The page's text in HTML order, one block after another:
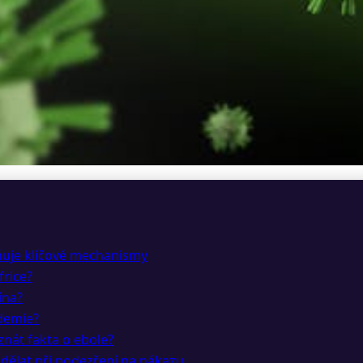
s 25% úmrtností,
klíčové mechanismy
fakta o ebole?